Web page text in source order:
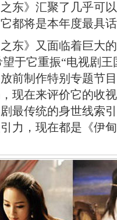
东》汇聚了几乎可
都将是本年度最具
》又面临着巨大的
于它重振“电视剧
前制作特别专题节
现在来评价它的收
最传统的身世线索
力，现在都是《伊